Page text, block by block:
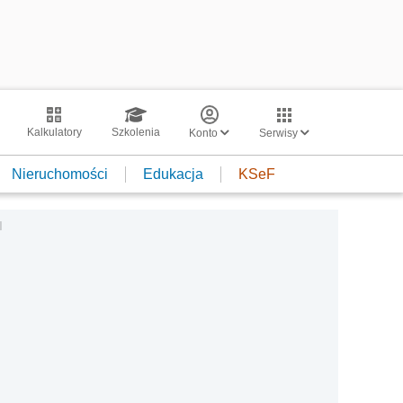
Kalkulatory Szkolenia Konto Serwisy
Nieruchomości Edukacja KSeF